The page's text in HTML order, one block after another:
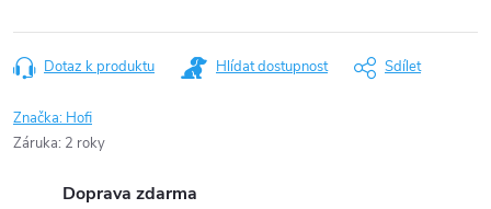
Dotaz k produktu Hlídat dostupnost Sdílet
Značka: Hofi
Záruka: 2 roky
Doprava zdarma